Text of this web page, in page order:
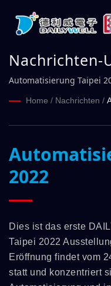
Nachrichten-
DAILYWELL
Automatisierung Taipei
Home / Nachrichten /
2022
Dies ist das erste
Taipei 2022
Eröffnung findet vom
statt und konzentriert